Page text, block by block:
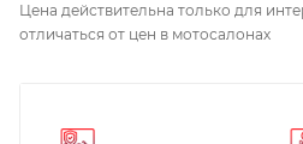
Цена действительна только для
отличаться от цен в мотосалонах